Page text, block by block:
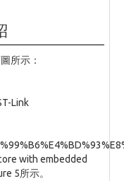
所示：
Link
with embedded
5所示。